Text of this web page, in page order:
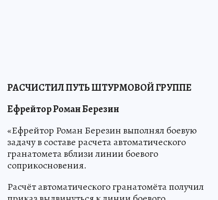
РАСЧИСТИЛ ПУТЬ ШТУРМОВОЙ ГРУППЕ
Ефрейтор Роман Березин
«Ефрейтор Роман Березин выполнял боевую
задачу в составе расчета автоматического
гранатомета вблизи линии боевого
соприкосновения.
Расчёт автоматического гранатомёта получил